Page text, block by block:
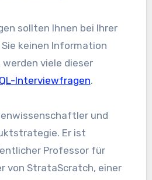
sollten Ihnen bei Ihrer
keinen Information
viele dieser
Interviewfragen.
und
Er ist
Professor für
von StrataScratch, einer